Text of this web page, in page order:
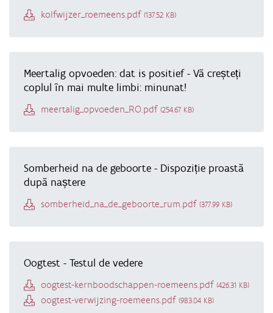
Document
kolfwijzer_roemeens.pdf (137.52 KB)
Meertalig opvoeden: dat is positief - Vă creșteți
coplul în mai multe limbi: minunat!
Document
meertalig_opvoeden_RO.pdf (254.67 KB)
Somberheid na de geboorte - Dispoziție proastă
după naștere
Document
somberheid_na_de_geboorte_rum.pdf (377.99 KB)
Oogtest - Testul de vedere
Document
oogtest-kernboodschappen-roemeens.pdf (426.31 KB)
Document
oogtest-verwijzing-roemeens.pdf (983.04 KB)